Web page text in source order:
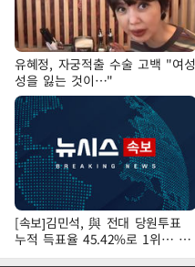
유혜정, 자궁적출 수술 고백 "여성
성을 잃는 것이…"
[속보]김민석, 與 전대 당원투표
누적 득표율 45.42%로 1위… 정
청래 44.56%